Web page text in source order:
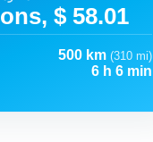
$ 58.01
500 km (310 mi)
6 h 6 min